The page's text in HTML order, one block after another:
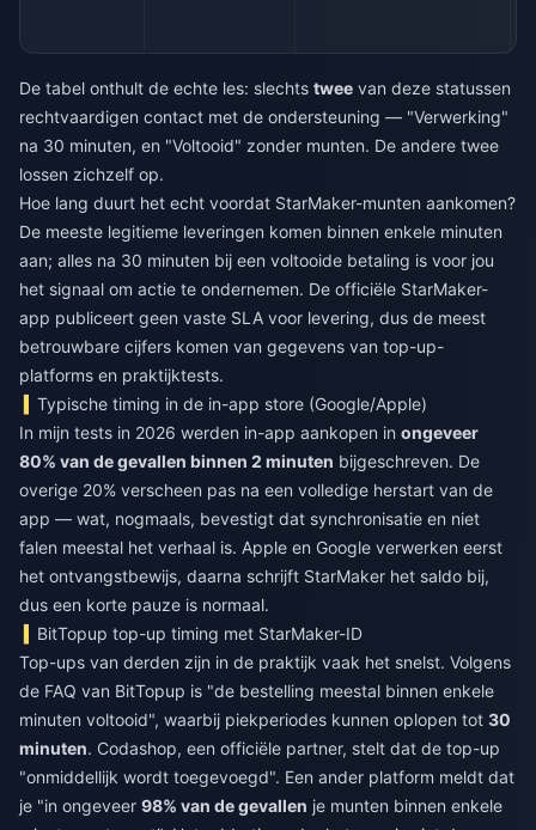
De tabel onthult de echte les: slechts twee van deze statussen
rechtvaardigen contact met de ondersteuning — "Verwerking"
na 30 minuten, en "Voltooid" zonder munten. De andere twee
lossen zichzelf op.
Hoe lang duurt het echt voordat StarMaker-munten aankomen?
De meeste legitieme leveringen komen binnen enkele minuten
aan; alles na 30 minuten bij een voltooide betaling is voor jou
het signaal om actie te ondernemen. De officiële StarMaker-
app publiceert geen vaste SLA voor levering, dus de meest
betrouwbare cijfers komen van gegevens van top-up-
platforms en praktijktests.
Typische timing in de in-app store (Google/Apple)
In mijn tests in 2026 werden in-app aankopen in ongeveer
80% van de gevallen binnen 2 minuten bijgeschreven. De
overige 20% verscheen pas na een volledige herstart van de
app — wat, nogmaals, bevestigt dat synchronisatie en niet
falen meestal het verhaal is. Apple en Google verwerken eerst
het ontvangstbewijs, daarna schrijft StarMaker het saldo bij,
dus een korte pauze is normaal.
BitTopup top-up timing met StarMaker-ID
Top-ups van derden zijn in de praktijk vaak het snelst. Volgens
de FAQ van BitTopup is "de bestelling meestal binnen enkele
minuten voltooid", waarbij piekperiodes kunnen oplopen tot 30
minuten. Codashop, een officiële partner, stelt dat de top-up
"onmiddellijk wordt toegevoegd". Een ander platform meldt dat
je "in ongeveer 98% van de gevallen je munten binnen enkele